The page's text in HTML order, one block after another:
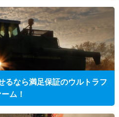
るなら満足保証のウルトラフ
ーム！